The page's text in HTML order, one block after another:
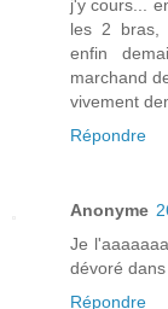
j'y cours...
les 2 bras,
enfin
marchand
vivement
Répondre
Anonyme
Je
dévoré
Répondre